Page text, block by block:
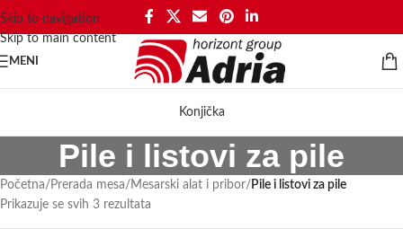
Skip to navigation
Skip to main content
MENI
Konjička
Pile i listovi za pile
Početna/ Prerada mesa/ Mesarski alat i pribor/ Pile i listovi za pile
Prikazuje se svih 3 rezultata